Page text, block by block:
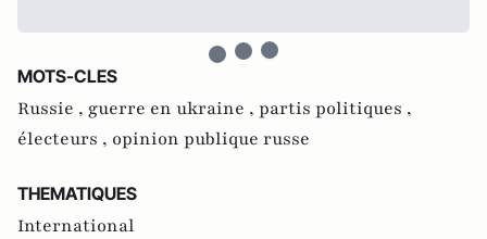
MOTS-CLES
Russie , guerre en ukraine , partis politiques ,
électeurs , opinion publique russe
THEMATIQUES
International